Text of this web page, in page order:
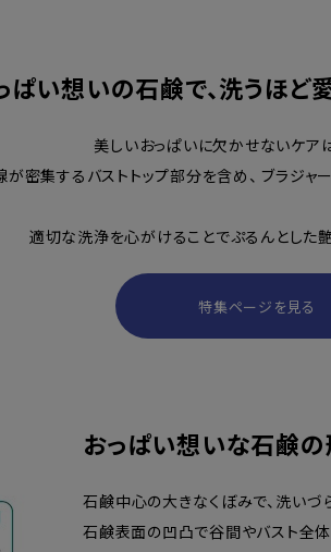
ぱい想いの石鹸で、洗うほ
美しいおっぱいに欠かせないケアは
密集するバストトップ部分を含め、 ブラジャ
適切な洗浄を心がけることでぷるんとした
特集ページを見る
おっぱい想いな石鹸
石鹸中心の大きなくぼみで、洗いづ
石鹸表面の凹凸で谷間やバスト全